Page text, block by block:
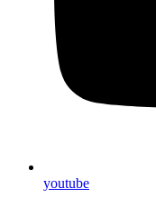
youtube